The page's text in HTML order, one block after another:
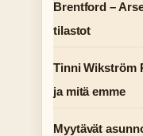
Brentford –
tilastot
Tinni Wikström
ja mitä emme
Myytävät